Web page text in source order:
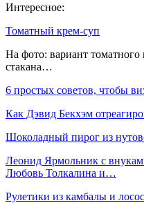
Интересное:
Томатный крем-суп
На фото: вариант
стакана…
6 простых советов, чтобы
Как Дэвид Бекхэм
Шоколадный пирог из
Леонид Ярмольник с
Любовь Толкалина и…
Рулетики из камбалы и